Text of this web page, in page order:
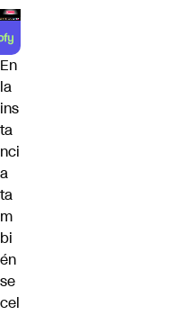
En
la
ins
ta
nci
a
ta
m
bi
én
se
cel